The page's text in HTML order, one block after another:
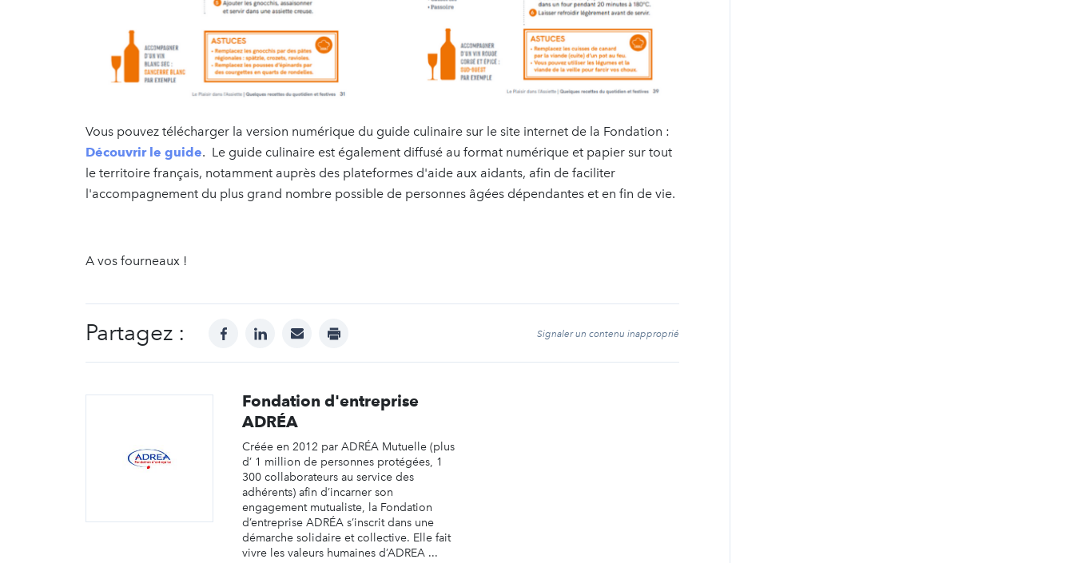
Vous pouvez télécharger la version numérique du guide culinaire sur le site internet de la Fondation :
Découvrir le guide. Le guide culinaire est également diffusé au format numérique et papier sur tout
le territoire français, notamment auprès des plateformes d'aide aux aidants, afin de faciliter
l'accompagnement du plus grand nombre possible de personnes âgées dépendantes et en fin de vie.
A vos fourneaux !
Partagez : facebooklinkedinmail print Signaler un contenu inapproprié
Fondation d'entreprise
ADRÉA
Créée en 2012 par ADRÉA Mutuelle (plus
d’ 1 million de personnes protégées, 1
300 collaborateurs au service des
adhérents) afin d’incarner son
engagement mutualiste, la Fondation
d’entreprise ADRÉA s’inscrit dans une
démarche solidaire et collective. Elle fait
vivre les valeurs humaines d’ADREA ...